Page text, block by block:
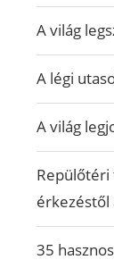
A világ
A légi
A világ
Repülőtéri
érkezéstől
35